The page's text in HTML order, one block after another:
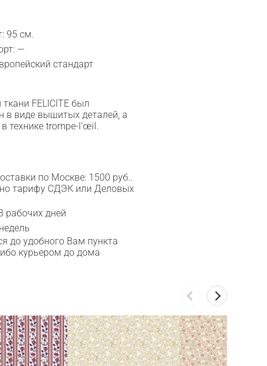
95 см.
—
стандарт
FELICITE был
в виде вышитых деталей, а
технике trompe-l’œil.
по Москве: 1500 руб..
тарифу СДЭК или Деловых
рабочих дней
до удобного Вам пункта
курьером до дома